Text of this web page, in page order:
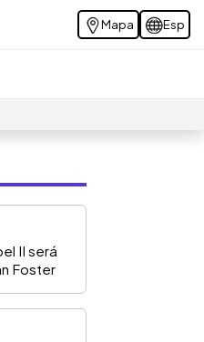
Mapa Esp
II será
Foster